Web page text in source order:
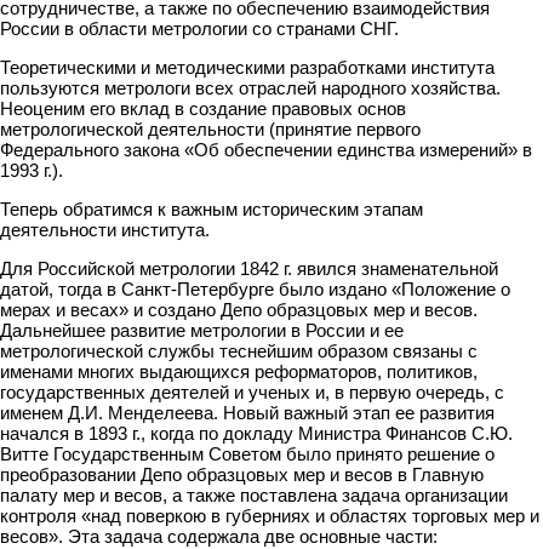
сотрудничестве, а также по обеспечению взаимодействия
России в области метрологии со странами СНГ.
Теоретическими и методическими разработками института
пользуются метрологи всех отраслей народного хозяйства.
Неоценим его вклад в создание правовых основ
метрологической деятельности (принятие первого
Федерального закона «Об обеспечении единства измерений» в
1993 г.).
Теперь обратимся к важным историческим этапам
деятельности института.
Для Российской метрологии 1842 г. явился знаменательной
датой, тогда в Санкт-Петербурге было издано «Положение о
мерах и весах» и создано Депо образцовых мер и весов.
Дальнейшее развитие метрологии в России и ее
метрологической службы теснейшим образом связаны с
именами многих выдающихся реформаторов, политиков,
государственных деятелей и ученых и, в первую очередь, с
именем Д.И. Менделеева. Новый важный этап ее развития
начался в 1893 г., когда по докладу Министра Финансов С.Ю.
Витте Государственным Советом было принято решение о
преобразовании Депо образцовых мер и весов в Главную
палату мер и весов, а также поставлена задача организации
контроля «над поверкою в губерниях и областях торговых мер и
весов». Эта задача содержала две основные части: